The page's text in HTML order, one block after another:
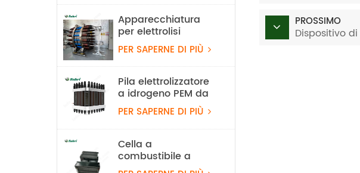
Apparecchiatura
per elettrolisi
dell'acqua alcalina
con idrogeno da 100
Nm³/h e 500 kW
PER SAPERNE DI PIÙ
Pila elettrolizzatore
a idrogeno PEM da
60Nm3/h
PER SAPERNE DI PIÙ
Cella a
combustibile a
idrogeno PEM
PROSSIMO
Dispositivo